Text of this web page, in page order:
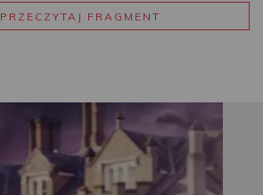
PRZECZYTAJ FRAGMENT